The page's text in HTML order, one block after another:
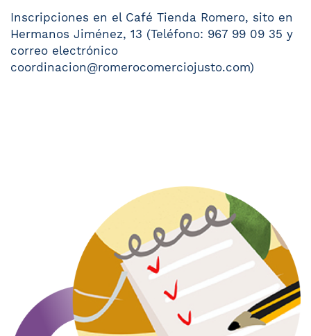
Inscripciones en el Café Tienda Romero, sito en
Hermanos Jiménez, 13 (Teléfono: 967 99 09 35 y
correo electrónico
coordinacion@romerocomerciojusto.com)